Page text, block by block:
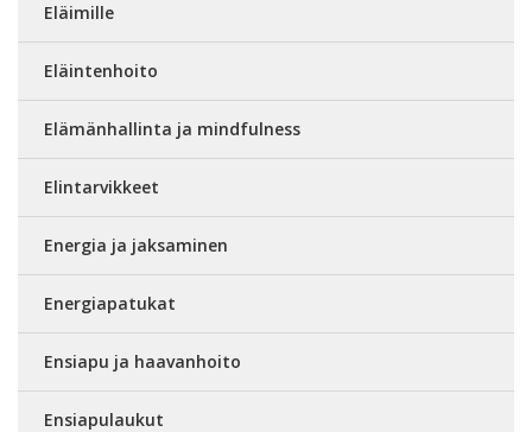
Eläimille
Eläintenhoito
Elämänhallinta ja mindfulness
Elintarvikkeet
Energia ja jaksaminen
Energiapatukat
Ensiapu ja haavanhoito
Ensiapulaukut